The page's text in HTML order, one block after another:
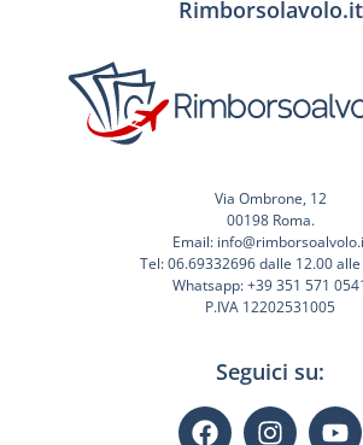
Rimborsolavolo.it
Via Ombrone, 12
00198 Roma.
Email:
Tel: 06.69332696 dalle 12.00
Whatsapp: +39 351 571
P.IVA 12202531005
Seguici su: